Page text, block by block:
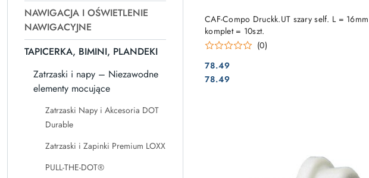
NAWIGACJA I OŚWIETLENIE
NAWIGACYJNE
TAPICERKA, BIMINI, PLANDEKI
Zatrzaski i napy – Niezawodne
elementy mocujące
Zatrzaski Napy i Akcesoria DOT
Durable
Zatrzaski i Zapinki Premium LOXX
PULL-THE-DOT®
CAF-Compo Druckk.UT szary self. L = 16mm
komplet = 10szt.
(0)
Cena:
78.49
Cena:
78.49
DO KOSZYKA